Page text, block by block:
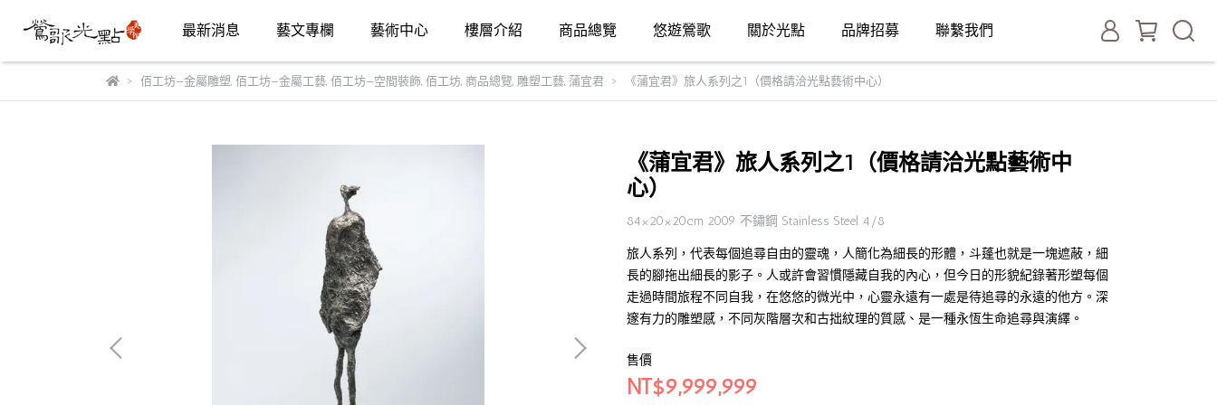
最新消息 藝文專欄 藝術中心 樓層介紹 商品總覽 悠遊鶯歌 關於光點 品牌招募 聯繫我們
佰工坊—金屬雕塑, 佰工坊—金屬工藝, 佰工坊—空間裝飾, 佰工坊, 商品總覽, 雕塑工藝, 蒲宜君 《蒲宜君》旅人系列之1（價格請洽光點藝術中心）
《蒲宜君》旅人系列之1（價格請洽光點藝術中
心）
84×20×20cm 2009 不鏽鋼 Stainless Steel 4/8
旅人系列，代表每個追尋自由的靈魂，人簡化為細長的形體，斗蓬也就是一塊遮蔽，細
長的腳拖出細長的影子。人或許會習慣隱藏自我的內心，但今日的形貌紀錄著形塑每個
走過時間旅程不同自我，在悠悠的微光中，心靈永遠有一處是待追尋的永遠的他方。深
邃有力的雕塑感，不同灰階層次和古拙紋理的質感、是一種永恆生命追尋與演繹。
售價
NT$9,999,999